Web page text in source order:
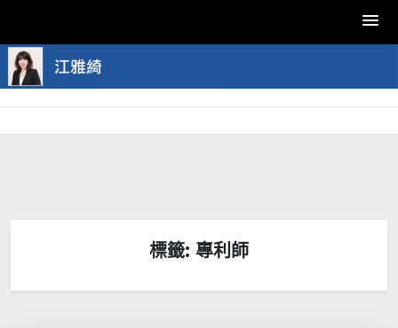
Skip
to
content
標籤: 專利師